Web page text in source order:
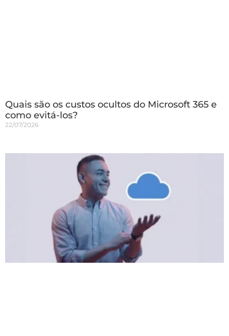
Quais são os custos ocultos do Microsoft 365 e
como evitá-los?
22/07/2026